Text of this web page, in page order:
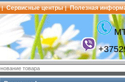
| Сервисные центры | Полезная